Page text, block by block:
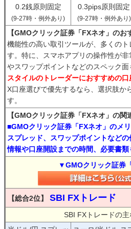
0.2銭原則固定
(9-27時・例外あり)
0.3pips原則固定
(9-27時・例外あり)
【GMOクリック証券「FXネオ」のお
機能性の高い取引ツールが、多くの
す。特に、スマホアプリの操作性が
やスワップポイントなどのスペック面
スタイルのトレーダーにおすすめの口
X口座選びで優先するなら、選択肢か
す。
【GMOクリック証券「FXネオ」の関
■GMOクリック証券「FXネオ」のメ
スプレッド、スワップポイントなど
情報や口座開設までの時間、必要書類
▼GMOクリック証券
【総合2位】 SBI FXトレード
SBI FXトレードの主